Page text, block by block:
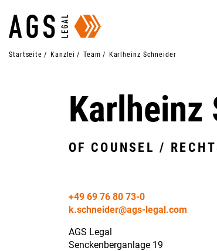
Startseite Kanzlei Team Karlheinz Schneider
Karlheinz
OF COUNSEL /
+49 69 76 80 73-0
k.schneider@ags-legal.com
AGS Legal
Senckenberganlage 19